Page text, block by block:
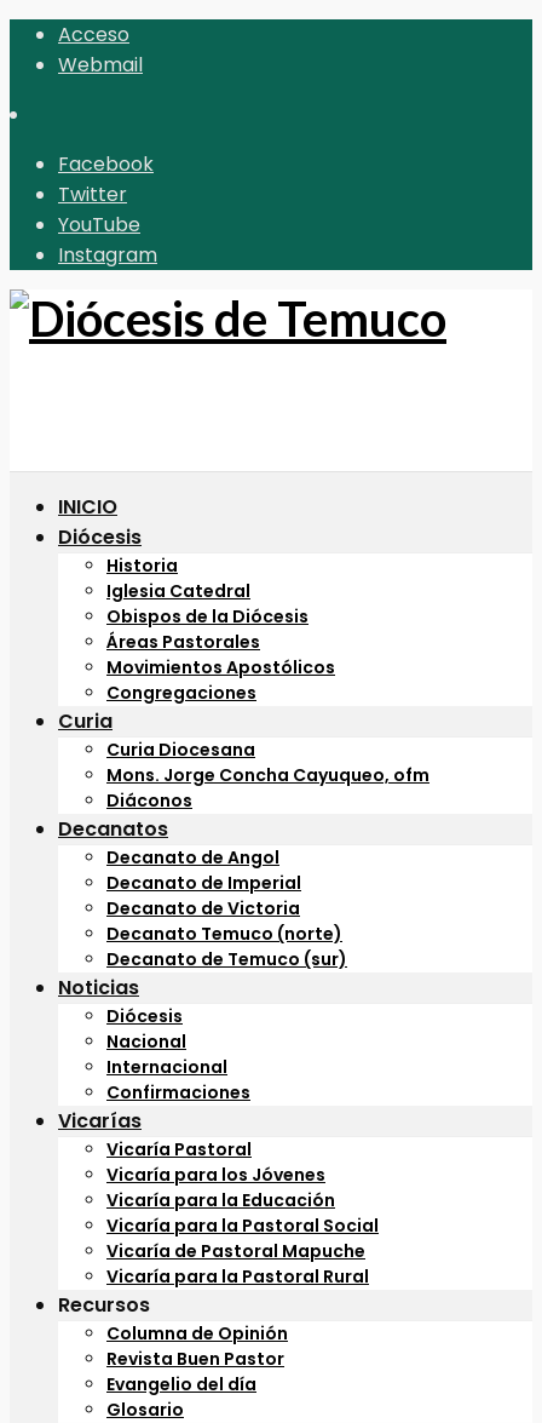
Acceso
Webmail
Facebook
Twitter
YouTube
Instagram
INICIO
Diócesis
Historia
Iglesia Catedral
Obispos de la Diócesis
Áreas Pastorales
Movimientos Apostólicos
Congregaciones
Curia
Curia Diocesana
Mons. Jorge Concha Cayuqueo, ofm
Diáconos
Decanatos
Decanato de Angol
Decanato de Imperial
Decanato de Victoria
Decanato Temuco (norte)
Decanato de Temuco (sur)
Noticias
Diócesis
Nacional
Internacional
Confirmaciones
Vicarías
Vicaría Pastoral
Vicaría para los Jóvenes
Vicaría para la Educación
Vicaría para la Pastoral Social
Vicaría de Pastoral Mapuche
Vicaría para la Pastoral Rural
Recursos
Columna de Opinión
Revista Buen Pastor
Evangelio del día
Glosario